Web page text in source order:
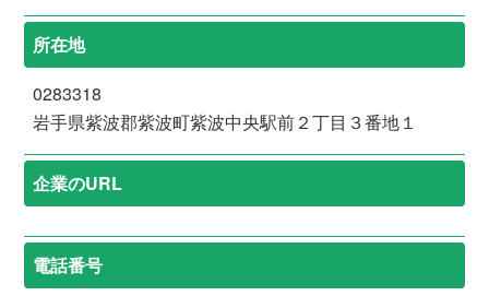
所在地
0283318
岩手県紫波郡紫波町紫波中央駅前２丁目３番地１
企業のURL
電話番号